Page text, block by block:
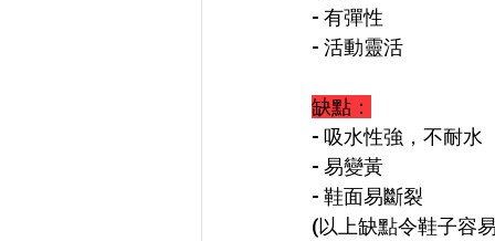
- 有彈性
- 活動靈活
缺點：
- 吸水性強，不耐水
- 易變黃
- 鞋面易斷裂
(以上缺點令鞋子容